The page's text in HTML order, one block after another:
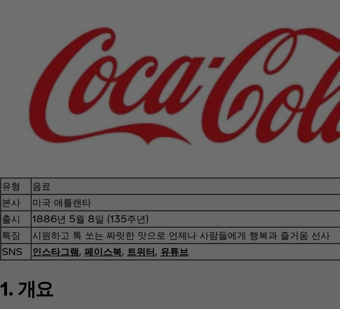
유형
음료
본사
미국 애틀랜타
출시
1886년 5월 8일 (135주년)
특징
시원하고 톡 쏘는 짜릿한 맛으로 언제나 사람들에게 행복과 즐거움 선사
SNS
인스타그램, 페이스북, 트위터, 유튜브
1. 개요